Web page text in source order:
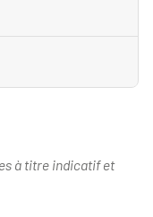
à titre indicatif et